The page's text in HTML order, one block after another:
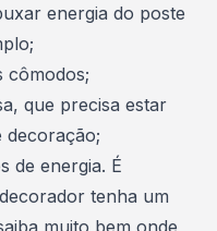
energia do poste
cômodos;
, que precisa estar
decoração;
de energia. É
tenha um
muito bem onde